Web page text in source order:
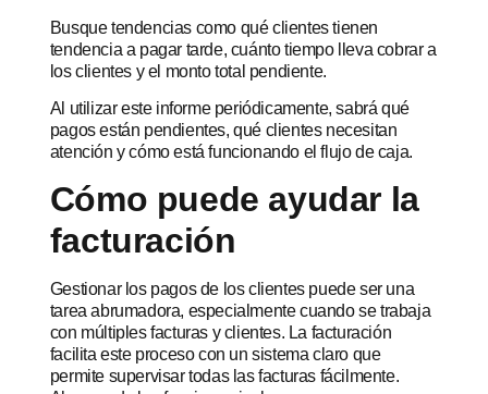
Busque tendencias como qué clientes tienen
tendencia a pagar tarde, cuánto tiempo lleva cobrar a
los clientes y el monto total pendiente.
Al utilizar este informe periódicamente, sabrá qué
pagos están pendientes, qué clientes necesitan
atención y cómo está funcionando el flujo de caja.
Cómo puede ayudar la
facturación
Gestionar los pagos de los clientes puede ser una
tarea abrumadora, especialmente cuando se trabaja
con múltiples facturas y clientes. La facturación
facilita este proceso con un sistema claro que
permite supervisar todas las facturas fácilmente.